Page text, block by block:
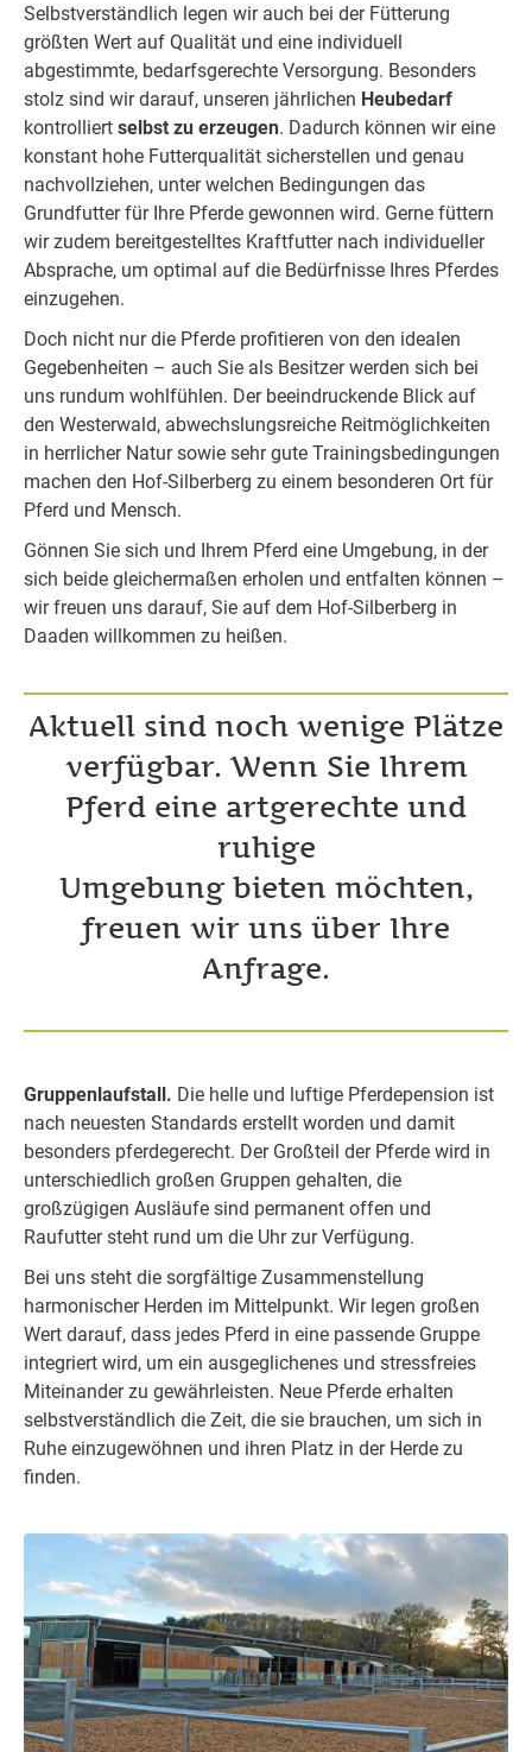
Selbstverständlich legen wir auch bei der Fütterung
größten Wert auf Qualität und eine individuell
abgestimmte, bedarfsgerechte Versorgung. Besonders
stolz sind wir darauf, unseren jährlichen Heubedarf
kontrolliert selbst zu erzeugen. Dadurch können wir eine
konstant hohe Futterqualität sicherstellen und genau
nachvollziehen, unter welchen Bedingungen das
Grundfutter für Ihre Pferde gewonnen wird. Gerne füttern
wir zudem bereitgestelltes Kraftfutter nach individueller
Absprache, um optimal auf die Bedürfnisse Ihres Pferdes
einzugehen.
Doch nicht nur die Pferde profitieren von den idealen
Gegebenheiten – auch Sie als Besitzer werden sich bei
uns rundum wohlfühlen. Der beeindruckende Blick auf
den Westerwald, abwechslungsreiche Reitmöglichkeiten
in herrlicher Natur sowie sehr gute Trainingsbedingungen
machen den Hof-Silberberg zu einem besonderen Ort für
Pferd und Mensch.
Gönnen Sie sich und Ihrem Pferd eine Umgebung, in der
sich beide gleichermaßen erholen und entfalten können –
wir freuen uns darauf, Sie auf dem Hof-Silberberg in
Daaden willkommen zu heißen.
Aktuell sind noch wenige Plätze
verfügbar. Wenn Sie Ihrem
Pferd eine artgerechte und
ruhige
Umgebung bieten möchten,
freuen wir uns über Ihre
Anfrage.
Gruppenlaufstall. Die helle und luftige Pferdepension ist
nach neuesten Standards erstellt worden und damit
besonders pferdegerecht. Der Großteil der Pferde wird in
unterschiedlich großen Gruppen gehalten, die
großzügigen Ausläufe sind permanent offen und
Raufutter steht rund um die Uhr zur Verfügung.
Bei uns steht die sorgfältige Zusammenstellung
harmonischer Herden im Mittelpunkt. Wir legen großen
Wert darauf, dass jedes Pferd in eine passende Gruppe
integriert wird, um ein ausgeglichenes und stressfreies
Miteinander zu gewährleisten. Neue Pferde erhalten
selbstverständlich die Zeit, die sie brauchen, um sich in
Ruhe einzugewöhnen und ihren Platz in der Herde zu
finden.